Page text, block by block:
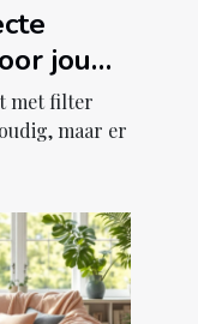
jouw
met filter
maar er